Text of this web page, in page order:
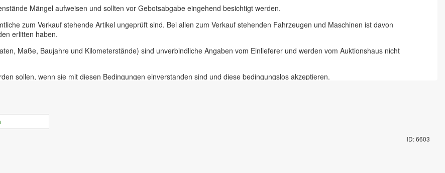
Mängel aufweisen und sollten vor Gebotsabgabe eingehend besichtigt werden.
zum Verkauf stehende Artikel ungeprüft sind. Bei allen zum Verkauf stehenden Fahrzeugen und Maschinen ist davon
erlitten haben.
Maße, Baujahre und Kilometerstände) sind unverbindliche Angaben vom Einlieferer und werden vom Auktionshaus nicht
sollen, wenn sie mit diesen Bedingungen einverstanden sind und diese bedingungslos akzeptieren.
oder bei Insolvenzversteigerungen.
online gestellt ist haben sie die Möglichkeit, Online-Vorgebebote abzugeben und die Artikel auf dem Auktionsgelände nach
ID: 6603